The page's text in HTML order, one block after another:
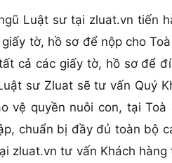
Luật sư tại zluat.vn tiến
tờ, hồ sơ để nộp cho
cả các giấy tờ, hồ sơ để
sư Zluat sẽ tư vấn Quý
vệ quyền nuôi con, tại Toà
chuẩn bị đầy đủ toàn bộ
zluat.vn tư vấn Khách